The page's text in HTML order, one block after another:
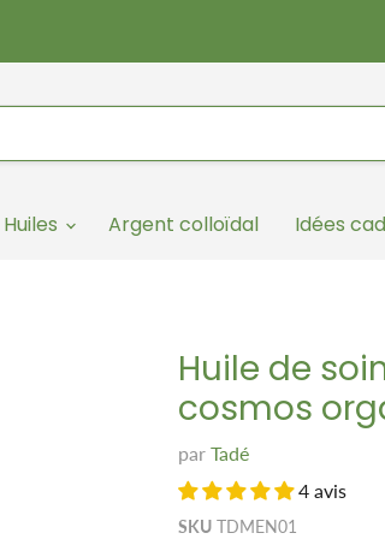
Huiles Argent colloïdal Idées
Huile de
cosmos
par Tadé
4 avis
SKU TDMEN01